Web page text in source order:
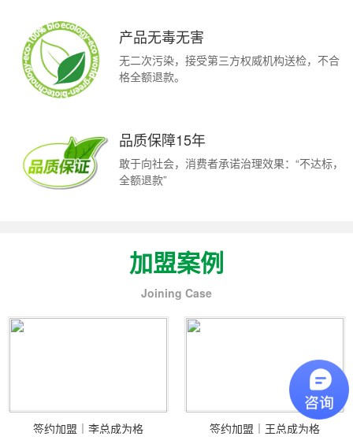
产品无毒无害
无二次污染，接受第三方权威机构送检，不合
格全额退款。
品质保障15年
敢于向社会，消费者承诺治理效果：“不达标，
全额退款”
加盟案例
Joining Case
签约加盟｜李总成为格 签约加盟｜王总成为格